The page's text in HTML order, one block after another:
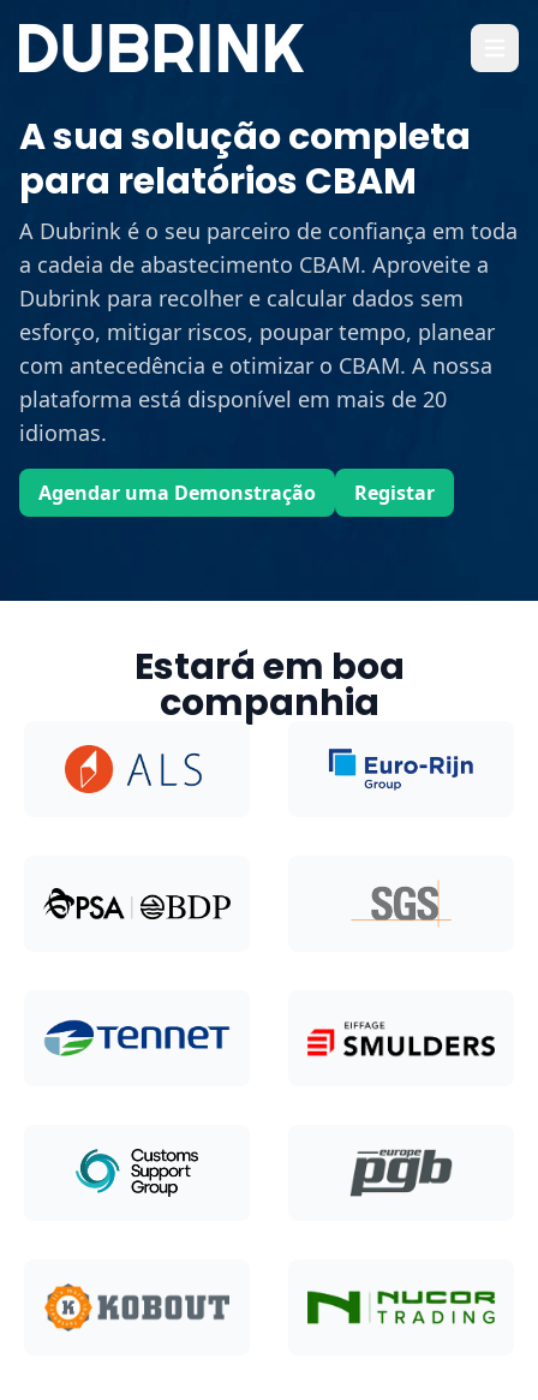
A sua solução completa
para relatórios CBAM
A Dubrink é o seu parceiro de confiança em toda
a cadeia de abastecimento CBAM. Aproveite a
Dubrink para recolher e calcular dados sem
esforço, mitigar riscos, poupar tempo, planear
com antecedência e otimizar o CBAM. A nossa
plataforma está disponível em mais de 20
idiomas.
Agendar uma Demonstração Registar
Estará em boa
companhia